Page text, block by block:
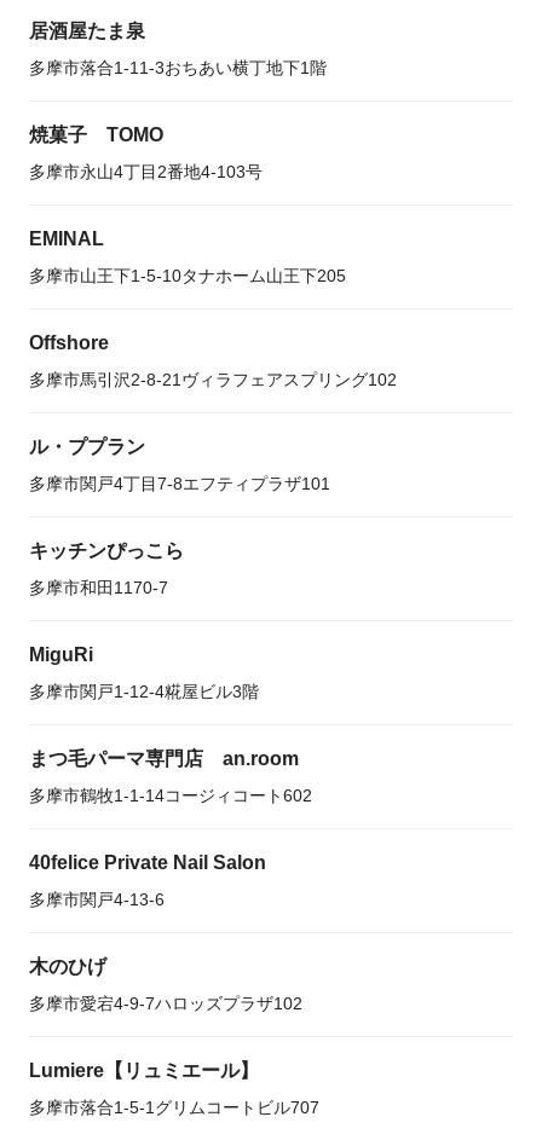
居酒屋たま泉
多摩市落合1-11-3おちあい横丁地下1階
焼菓子 TOMO
多摩市永山4丁目2番地4-103号
EMINAL
多摩市山王下1-5-10タナホーム山王下205
Offshore
多摩市馬引沢2-8-21ヴィラフェアスプリング102
ル・ププラン
多摩市関戸4丁目7-8エフティプラザ101
キッチンぴっこら
多摩市和田1170-7
MiguRi
多摩市関戸1-12-4糀屋ビル3階
まつ毛パーマ専門店 an.room
多摩市鶴牧1-1-14コージィコート602
40felice Private Nail Salon
多摩市関戸4-13-6
木のひげ
多摩市愛宕4-9-7ハロッズプラザ102
Lumiere【リュミエール】
多摩市落合1-5-1グリムコートビル707